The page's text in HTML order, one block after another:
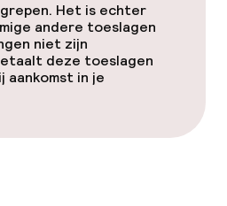
Het is echter
andere toeslagen
niet zijn
deze toeslagen
aankomst in je